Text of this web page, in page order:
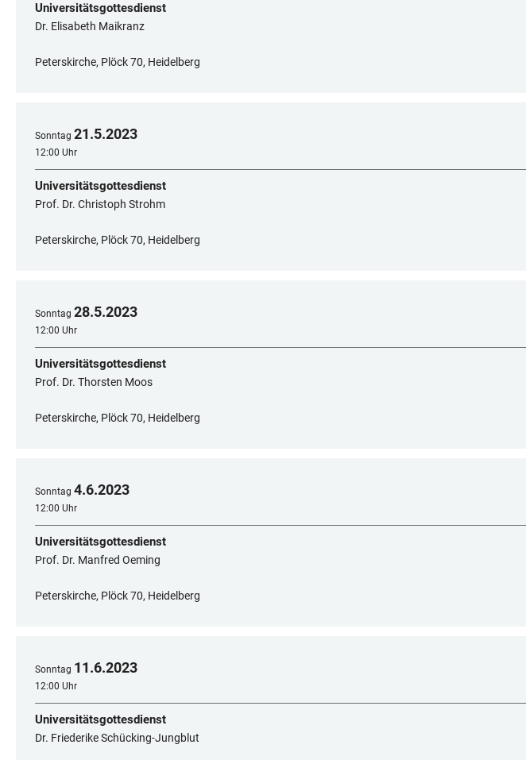
Universitätsgottesdienst
Dr. Elisabeth Maikranz
Peterskirche, Plöck 70, Heidelberg
Sonntag 21.5.2023
12:00 Uhr
Universitätsgottesdienst
Prof. Dr. Christoph Strohm
Peterskirche, Plöck 70, Heidelberg
Sonntag 28.5.2023
12:00 Uhr
Universitätsgottesdienst
Prof. Dr. Thorsten Moos
Peterskirche, Plöck 70, Heidelberg
Sonntag 4.6.2023
12:00 Uhr
Universitätsgottesdienst
Prof. Dr. Manfred Oeming
Peterskirche, Plöck 70, Heidelberg
Sonntag 11.6.2023
12:00 Uhr
Universitätsgottesdienst
Dr. Friederike Schücking-Jungblut